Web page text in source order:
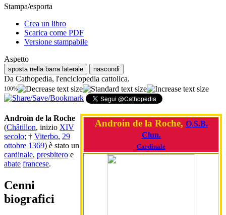
Stampa/esporta
Crea un libro
Scarica come PDF
Versione stampabile
Aspetto
sposta nella barra laterale nascondi
Da Cathopedia, l'enciclopedia cattolica.
100%
Androin de la Roche, O.S.B.
Clun.
Cardinale
Androin de la Roche
(Châtillon, inizio XIV
secolo; † Viterbo, 29
ottobre 1369) è stato un
cardinale, presbitero e
abate francese.
Cenni
biografici